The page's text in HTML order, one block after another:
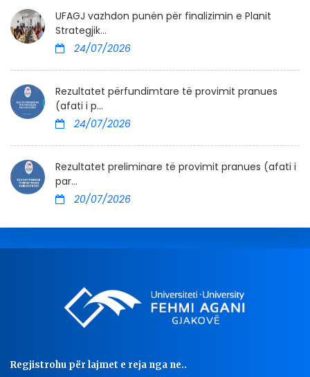
UFAGJ vazhdon punën për finalizimin e Planit
Strategjik...
24/07/2026
Rezultatet përfundimtare të provimit pranues
(afati i p...
24/07/2026
Rezultatet preliminare të provimit pranues (afati i
par...
20/07/2026
Regjistrohu për lajmet e reja nga ne..